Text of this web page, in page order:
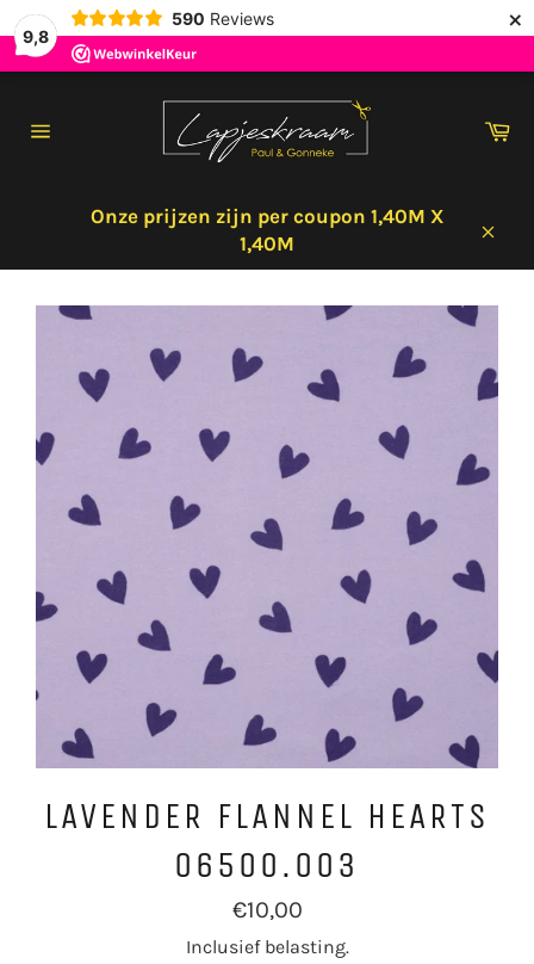
9,8
590 Reviews ×
Onze prijzen zijn per coupon 1,40M X
1,40M
LAVENDER FLANNEL HEARTS
06500.003
Normale
prijs
€10,00
Inclusief belasting.